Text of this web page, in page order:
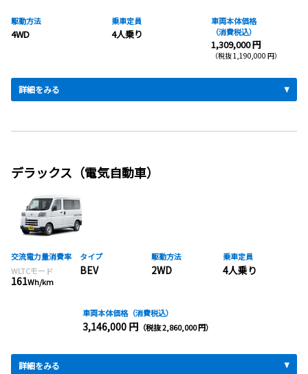
駆動方法
4WD
乗車定員
4人乗り
車両本体価格
（消費税込）
1,309,000 円
（税抜 1,190,000 円）
詳細をみる
デラックス（電気自動車）
交流電力量消費率
WLTCモード
161Wh/km
タイプ
BEV
駆動方法
2WD
乗車定員
4人乗り
車両本体価格（消費税込）
3,146,000 円 （税抜 2,860,000 円）
詳細をみる